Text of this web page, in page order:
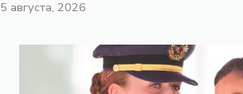
5 августа, 2026